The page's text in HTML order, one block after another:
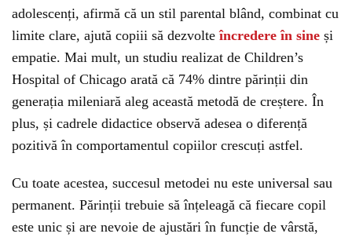
adolescenți, afirmă că un stil parental blând, combinat cu
limite clare, ajută copiii să dezvolteîncredere în sine și
empatie. Mai mult, un studiu realizat de Children’s
Hospital of Chicago arată că 74% dintre părinții din
generația mileniară aleg această metodă de creștere. În
plus, și cadrele didactice observă adesea o diferență
pozitivă în comportamentul copiilor crescuți astfel.
Cu toate acestea, succesul metodei nu este universal sau
permanent. Părinții trebuie să înțeleagă că fiecare copil
este unic și are nevoie de ajustări în funcție de vârstă,